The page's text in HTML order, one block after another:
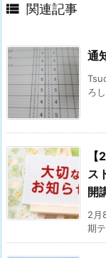
 関連記事
通
ろ
ス
開
2月
期